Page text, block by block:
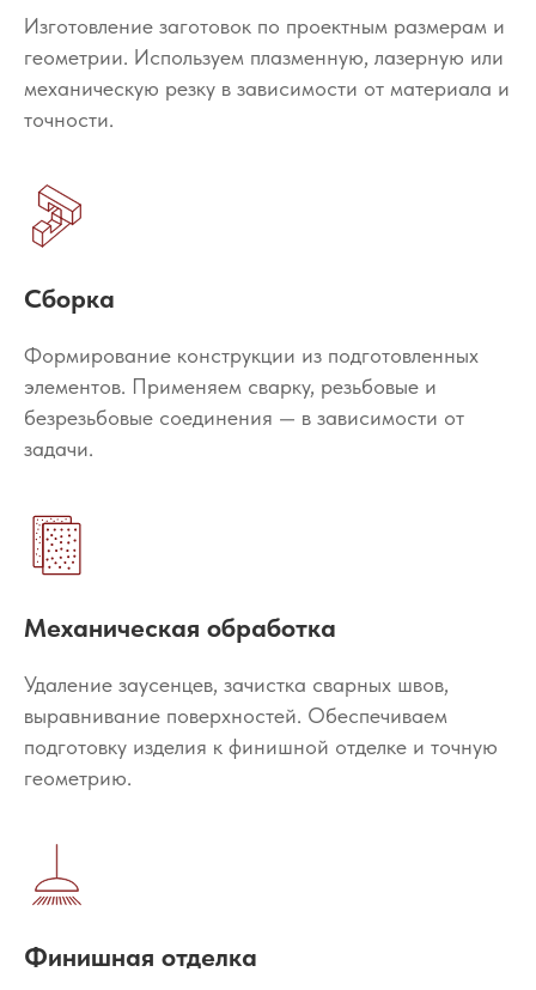
Изготовление заготовок по проектным размерам и
геометрии. Используем плазменную, лазерную или
механическую резку в зависимости от материала и
точности.
Сборка
Формирование конструкции из подготовленных
элементов. Применяем сварку, резьбовые и
безрезьбовые соединения — в зависимости от
задачи.
Механическая обработка
Удаление заусенцев, зачистка сварных швов,
выравнивание поверхностей. Обеспечиваем
подготовку изделия к финишной отделке и точную
геометрию.
Финишная отделка